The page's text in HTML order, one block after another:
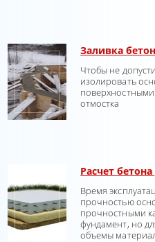
Заливка
Чтобы не
изолировать
отмостка
Расчет
Время
прочностью
прочностными
фундамент, но
объемы